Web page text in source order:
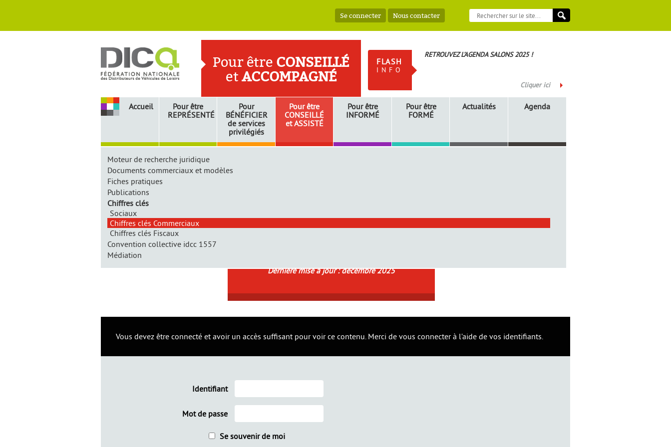
Se connecter Nous contacter
Pour être CONSEILLÉ
etACCOMPAGNÉ
FLASH
INFO
RETROUVEZ L’AGENDA SALONS 2025 !
Cliquer ici
Accueil
Pour être
REPRÉSENTÉ
Pour
BÉNÉFICIER
de services
privilégiés
Pour être
CONSEILLÉ
etASSISTÉ
Moteur de recherche juridique
Documents commerciaux et modèles
Fiches pratiques
Publications
Chiffres clés
Sociaux
Chiffres clés Commerciaux
Chiffres clés Fiscaux
Convention collective idcc 1557
Médiation
Pour être
INFORMÉ
Pour être
FORMÉ
Actualités Agenda
Informations
pratiques
CHIFFRES CLÉS COMMERCIAUX
Dernière mise à jour : décembre 2025
Vous devez être connecté et avoir un accès suffisant pour voir ce contenu. Merci de vous connecter à l’aide de vos identifiants.
Identifiant
Mot de passe
Se souvenir de moi